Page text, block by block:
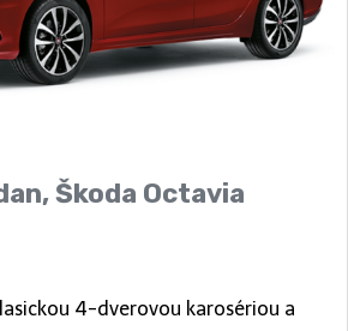
Škoda Octavia
4-dverovou karosériou a